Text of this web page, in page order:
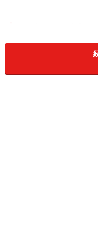
会社勤めの頃の友人に
在の彼女の事を知らな